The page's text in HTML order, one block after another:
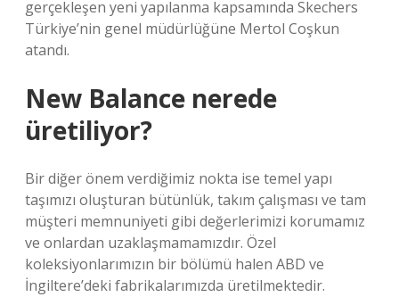
gerçekleşen yeni yapılanma kapsamında Skechers
Türkiye’nin genel müdürlüğüne Mertol Coşkun
atandı.
New Balance nerede
üretiliyor?
Bir diğer önem verdiğimiz nokta ise temel yapı
taşımızı oluşturan bütünlük, takım çalışması ve tam
müşteri memnuniyeti gibi değerlerimizi korumamız
ve onlardan uzaklaşmamamızdır. Özel
koleksiyonlarımızın bir bölümü halen ABD ve
İngiltere’deki fabrikalarımızda üretilmektedir.